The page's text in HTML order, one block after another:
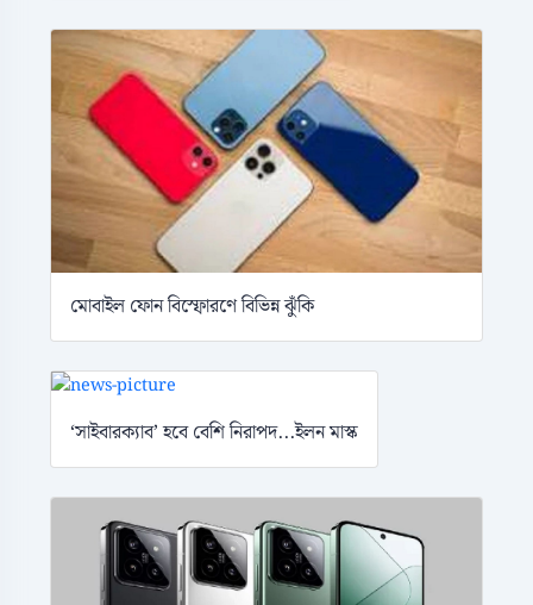
মোবাইল ফোন বিস্ফোরণে বিভিন্ন ঝুঁকি
‘সাইবারক্যাব’ হবে বেশি নিরাপদ...ইলন মাস্ক